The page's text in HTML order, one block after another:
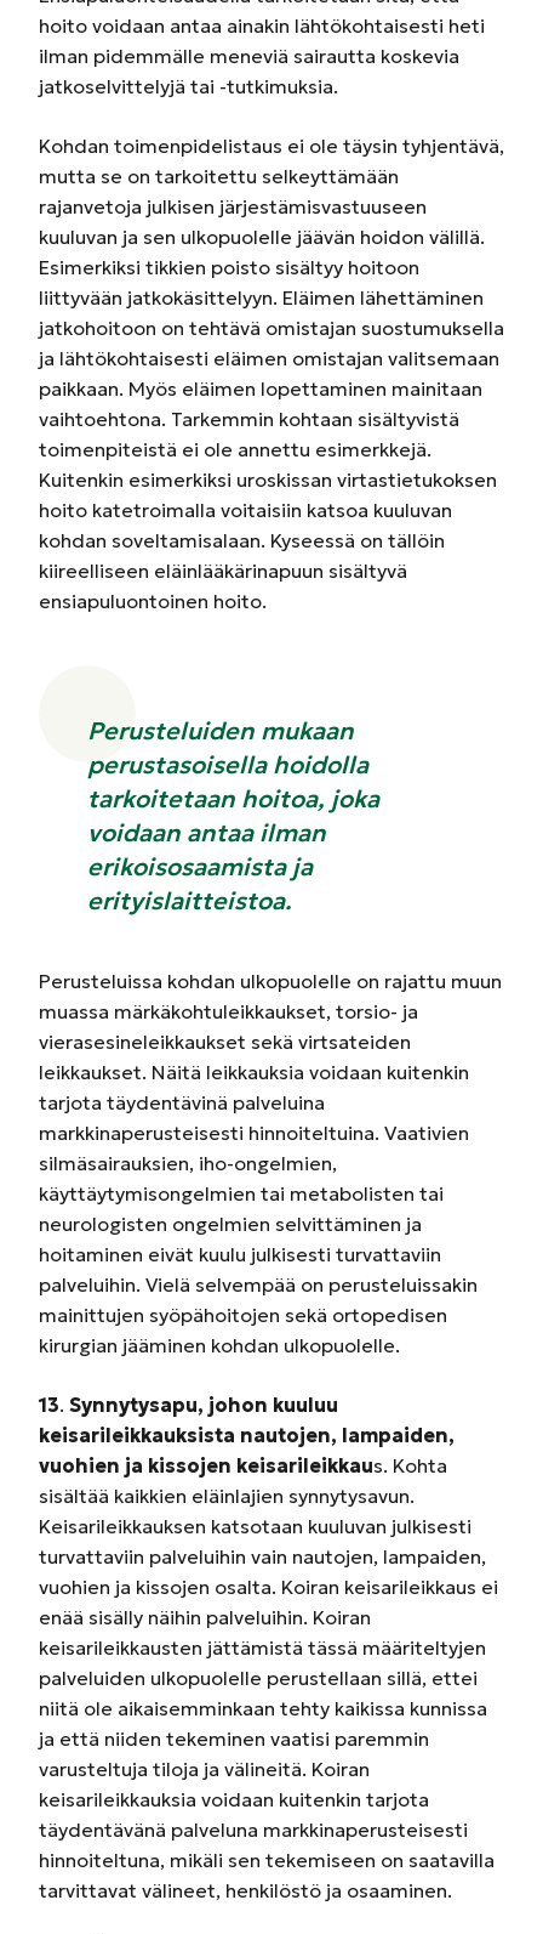
hoito voidaan antaa ainakin lähtökohtaisesti heti
ilman pidemmälle meneviä sairautta koskevia
jatkoselvittelyjä tai -tutkimuksia.
Kohdan toimenpidelistaus ei ole täysin tyhjentävä,
mutta se on tarkoitettu selkeyttämään
rajanvetoja julkisen järjestämisvastuuseen
kuuluvan ja sen ulkopuolelle jäävän hoidon välillä.
Esimerkiksi tikkien poisto sisältyy hoitoon
liittyvään jatkokäsittelyyn. Eläimen lähettäminen
jatkohoitoon on tehtävä omistajan suostumuksella
ja lähtökohtaisesti eläimen omistajan valitsemaan
paikkaan. Myös eläimen lopettaminen mainitaan
vaihtoehtona. Tarkemmin kohtaan sisältyvistä
toimenpiteistä ei ole annettu esimerkkejä.
Kuitenkin esimerkiksi uroskissan virtastietukoksen
hoito katetroimalla voitaisiin katsoa kuuluvan
kohdan soveltamisalaan. Kyseessä on tällöin
kiireelliseen eläinlääkärinapuun sisältyvä
ensiapuluontoinen hoito.
Perusteluiden mukaan
perustasoisella hoidolla
tarkoitetaan hoitoa, joka
voidaan antaa ilman
erikoisosaamista ja
erityislaitteistoa.
Perusteluissa kohdan ulkopuolelle on rajattu muun
muassa märkäkohtuleikkaukset, torsio- ja
vierasesineleikkaukset sekä virtsateiden
leikkaukset. Näitä leikkauksia voidaan kuitenkin
tarjota täydentävinä palveluina
markkinaperusteisesti hinnoiteltuina. Vaativien
silmäsairauksien, iho-ongelmien,
käyttäytymisongelmien tai metabolisten tai
neurologisten ongelmien selvittäminen ja
hoitaminen eivät kuulu julkisesti turvattaviin
palveluihin. Vielä selvempää on perusteluissakin
mainittujen syöpähoitojen sekä ortopedisen
kirurgian jääminen kohdan ulkopuolelle.
13. Synnytysapu, johon kuuluu
keisarileikkauksista nautojen, lampaiden,
vuohien ja kissojen keisarileikkaus. Kohta
sisältää kaikkien eläinlajien synnytysavun.
Keisarileikkauksen katsotaan kuuluvan julkisesti
turvattaviin palveluihin vain nautojen, lampaiden,
vuohien ja kissojen osalta. Koiran keisarileikkaus ei
enää sisälly näihin palveluihin. Koiran
keisarileikkausten jättämistä tässä määriteltyjen
palveluiden ulkopuolelle perustellaan sillä, ettei
niitä ole aikaisemminkaan tehty kaikissa kunnissa
ja että niiden tekeminen vaatisi paremmin
varusteltuja tiloja ja välineitä. Koiran
keisarileikkauksia voidaan kuitenkin tarjota
täydentävänä palveluna markkinaperusteisesti
hinnoiteltuna, mikäli sen tekemiseen on saatavilla
tarvittavat välineet, henkilöstö ja osaaminen.